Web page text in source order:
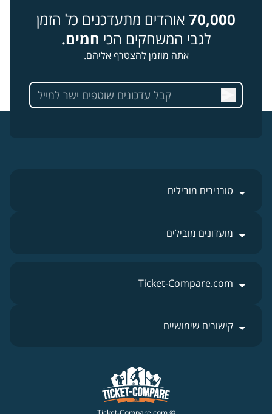
70,000 אוהדים מתעדכנים כל הזמן
לגבי המשחקים הכי חמים.
אתה מוזמן להצטרף אליהם.
טורנירים מובילים
מועדונים מובילים
Ticket-Compare.com
קישורים שימושיים